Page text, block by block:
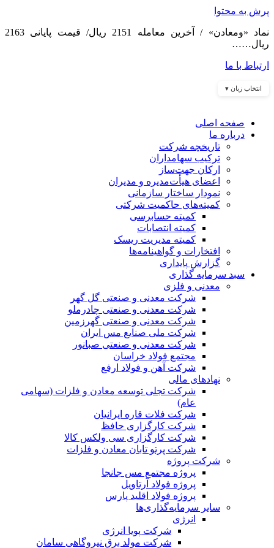
پرش به محتوا
نماد «ومعادن» / آخرین معامله 2151 ریال/ قیمت پایانی 2163
ریال……
ارتباط با ما
انتخاب زبان ▾
صفحه اصلی
درباره ما
تاریخچه شرکت
ترکیب سهامداران
ارکان جهت‌ساز
اعضای هیأت‌مدیره و مدیران
نمودار ساختار سازمانی
کمیته‌های حاکمیت شرکتی
کمیته حسابرسی
کمیته انتصابات
کمیته مدیریت ریسک
افتخارات و گواهینامه‌ها
گزارش پایداری
سبد سرمایه گذاری
معدنی و فلزی
شرکت معدنی و صنعتی گل گهر
شرکت معدنی و صنعتی چادرملو
شرکت معدنی و صنعتی گهرزمین
شرکت ملی صنایع مس ایران
شرکت معدنی و صنعتی صبانور
مجتمع فولاد خراسان
شرکت آهن و فولاد ارفع
نهادهای مالی
شرکت تجلی توسعه معادن و فلزات (سهامی
عام)
شرکت فلات قاره ایرانیان
شرکت کارگزاری حافظ
شرکت کارگزاری سی ولکس کالا
شرکت پرتو تابان معادن و فلزات
شرکت پروژه
پروژه مجتمع مس جانجا
پروژه فولاد آرتاویل
پروژه فولاد اقلید پارس
سایر سرمایه‌گذاری‌ها
انرژی
شرکت پویا انرژی
شرکت مولد برق نیروگاهی سامان